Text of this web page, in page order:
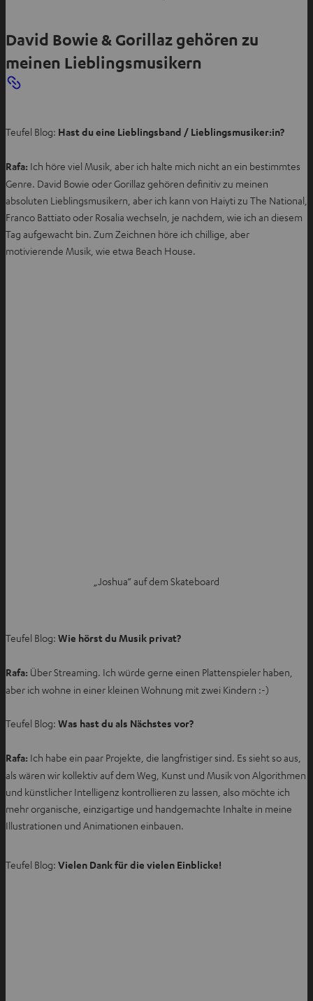
e
e
b
f
f
n
e
n
David Bowie & Gorillaz gehören zu
meinen Lieblingsmusikern
Teufel Blog: Hast du eine Lieblingsband / Lieblingsmusiker:in?
Rafa: Ich höre viel Musik, aber ich halte mich nicht an ein bestimmtes
Genre. David Bowie oder Gorillaz gehören definitiv zu meinen
absoluten Lieblingsmusikern, aber ich kann von Haiyti zu The National,
Franco Battiato oder Rosalia wechseln, je nachdem, wie ich an diesem
Tag aufgewacht bin. Zum Zeichnen höre ich chillige, aber
motivierende Musik, wie etwa Beach House.
u
n
T
b
f
f
n
e
n
„Joshua“ auf dem Skateboard
Teufel Blog: Wie hörst du Musik privat?
Rafa: Über Streaming. Ich würde gerne einen Plattenspieler haben,
aber ich wohne in einer kleinen Wohnung mit zwei Kindern :-)
Teufel Blog: Was hast du als Nächstes vor?
Rafa: Ich habe ein paar Projekte, die langfristiger sind. Es sieht so aus,
als wären wir kollektiv auf dem Weg, Kunst und Musik von Algorithmen
und künstlicher Intelligenz kontrollieren zu lassen, also möchte ich
mehr organische, einzigartige und handgemachte Inhalte in meine
Illustrationen und Animationen einbauen.
Teufel Blog: Vielen Dank für die vielen Einblicke!